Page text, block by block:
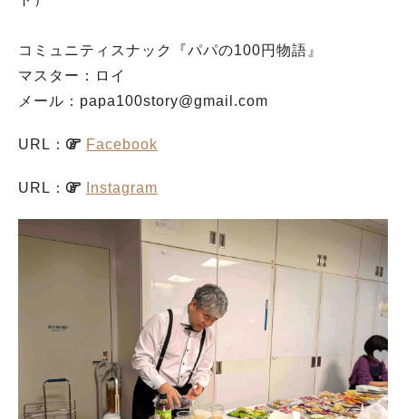
コミュニティスナック『パパの100円物語』
マスター：ロイ
メール：papa100story@gmail.com
URL： Facebook
URL： Instagram